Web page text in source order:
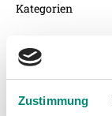
Zustimmung
Kategorien
Allgemeine News